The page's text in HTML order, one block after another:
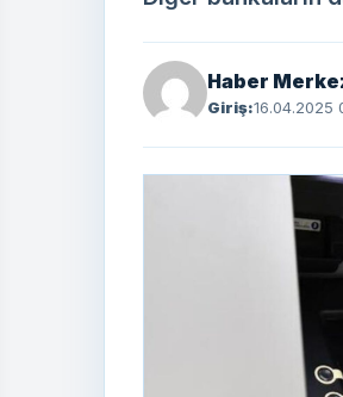
Haber
Giriş:16.04.2025